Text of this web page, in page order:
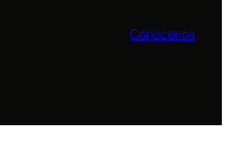
Conócenos